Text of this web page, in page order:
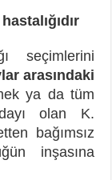
seçimlerini
arasındaki
ya da tüm
olan K.
bağımsız
inşasına